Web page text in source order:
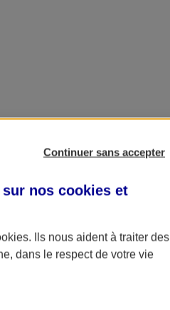
Continuer sans accepter
sur nos cookies et
. Ils nous aident à traiter des
dans le respect de votre vie